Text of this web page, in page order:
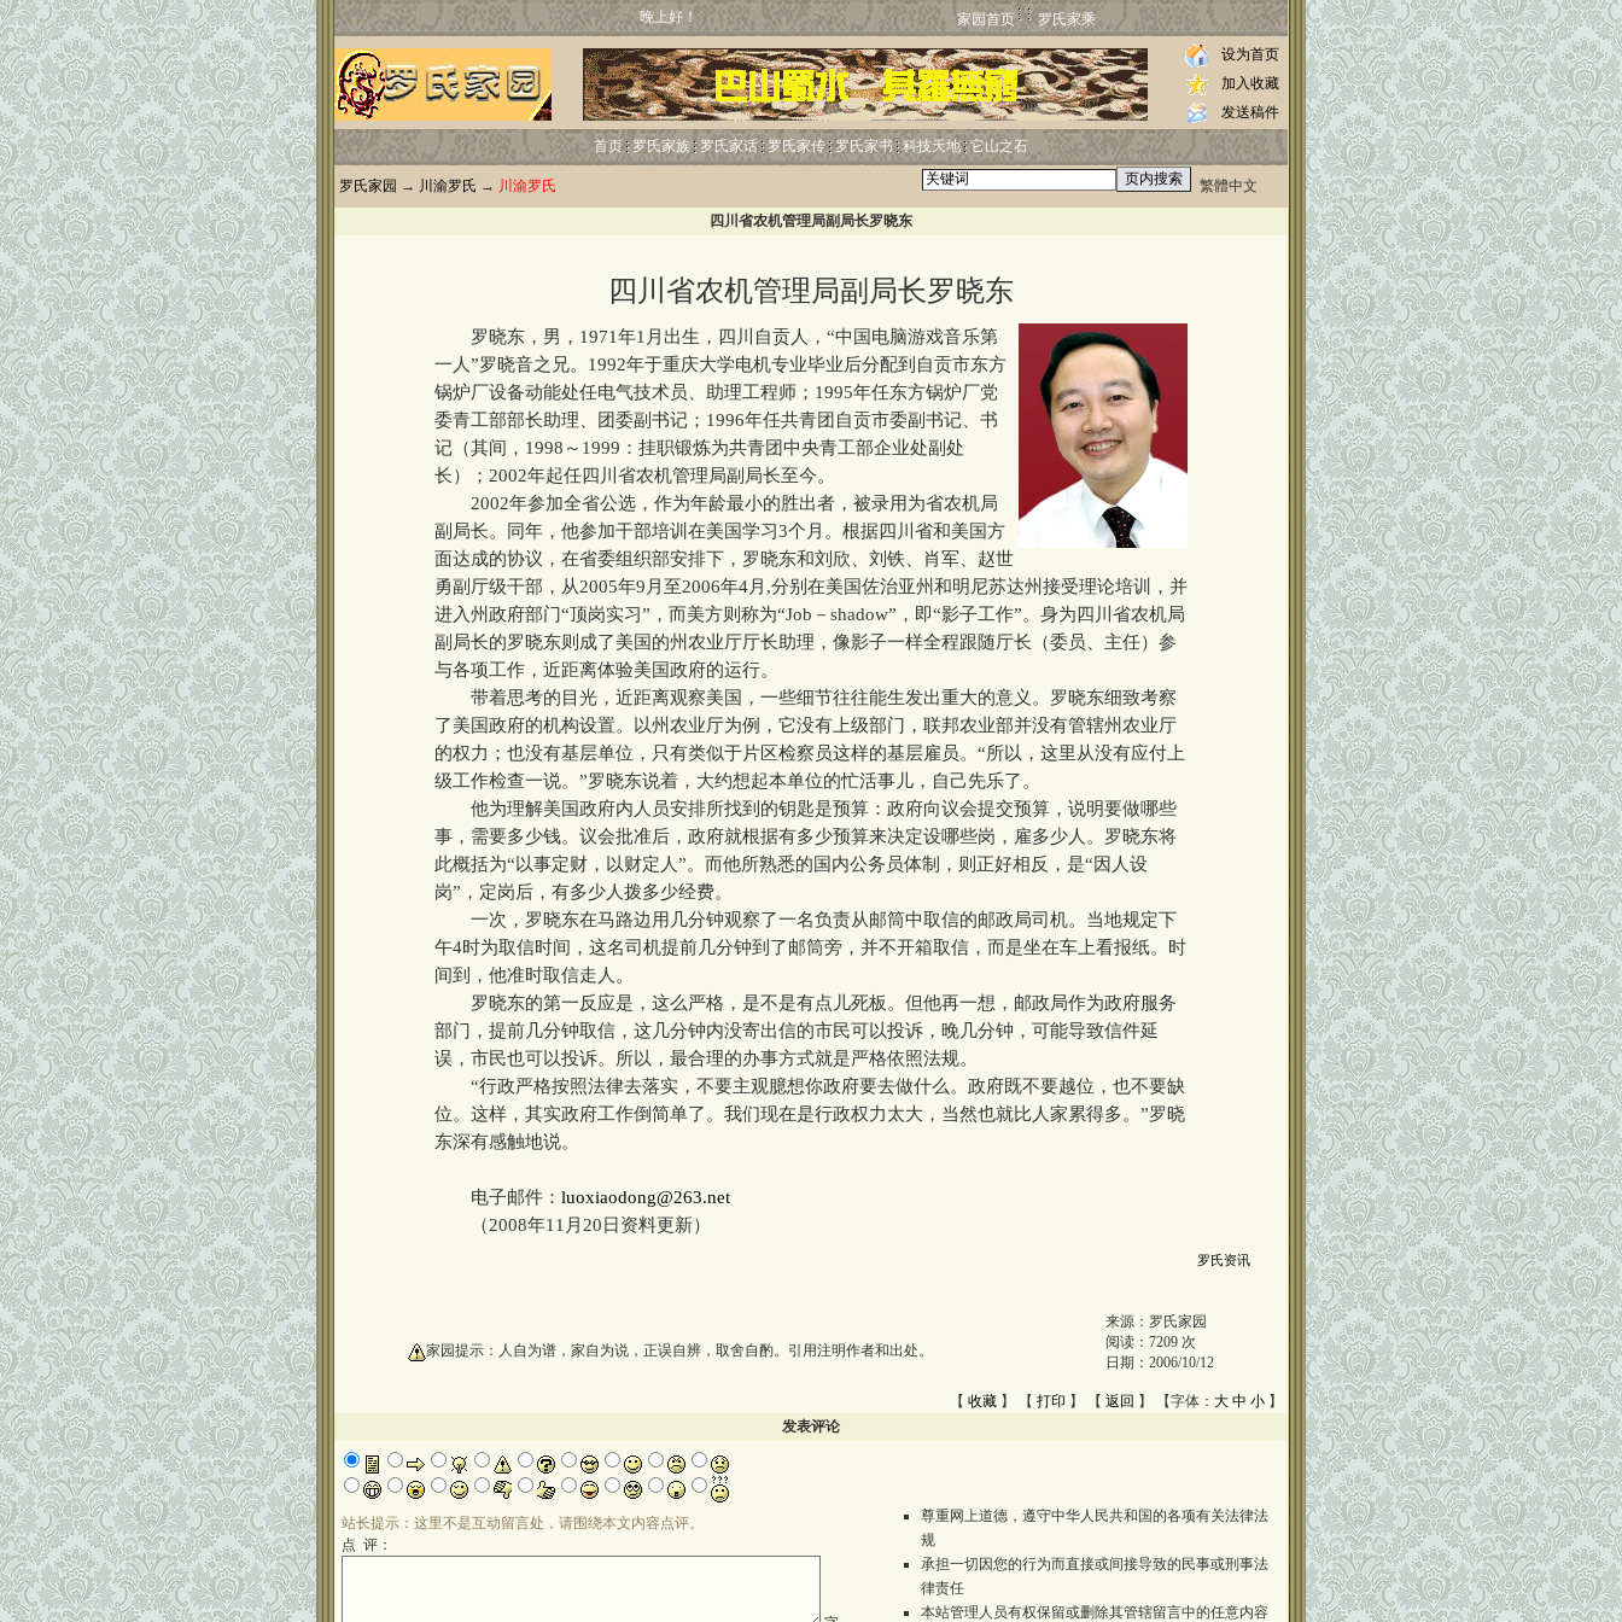
晚上好！ 家园首页 罗氏家乘
设为首页
加入收藏
发送稿件
首页 罗氏家族 罗氏家话 罗氏家传 罗氏家书 科技天地 它山之石
罗氏家园 → 川渝罗氏 → 川渝罗氏 繁體中文
四川省农机管理局副局长罗晓东
四川省农机管理局副局长罗晓东
罗晓东，男，1971年1月出生，四川自贡人，“中国电脑游戏音乐第
一人”罗晓音之兄。1992年于重庆大学电机专业毕业后分配到自贡市东方
锅炉厂设备动能处任电气技术员、助理工程师；1995年任东方锅炉厂党
委青工部部长助理、团委副书记；1996年任共青团自贡市委副书记、书
记（其间，1998～1999：挂职锻炼为共青团中央青工部企业处副处
长）；2002年起任四川省农机管理局副局长至今。
2002年参加全省公选，作为年龄最小的胜出者，被录用为省农机局
副局长。同年，他参加干部培训在美国学习3个月。根据四川省和美国方
面达成的协议，在省委组织部安排下，罗晓东和刘欣、刘铁、肖军、赵世
勇副厅级干部，从2005年9月至2006年4月,分别在美国佐治亚州和明尼苏达州接受理论培训，并
进入州政府部门“顶岗实习”，而美方则称为“Job－shadow”，即“影子工作”。身为四川省农机局
副局长的罗晓东则成了美国的州农业厅厅长助理，像影子一样全程跟随厅长（委员、主任）参
与各项工作，近距离体验美国政府的运行。
带着思考的目光，近距离观察美国，一些细节往往能生发出重大的意义。罗晓东细致考察
了美国政府的机构设置。以州农业厅为例，它没有上级部门，联邦农业部并没有管辖州农业厅
的权力；也没有基层单位，只有类似于片区检察员这样的基层雇员。“所以，这里从没有应付上
级工作检查一说。”罗晓东说着，大约想起本单位的忙活事儿，自己先乐了。
他为理解美国政府内人员安排所找到的钥匙是预算：政府向议会提交预算，说明要做哪些
事，需要多少钱。议会批准后，政府就根据有多少预算来决定设哪些岗，雇多少人。罗晓东将
此概括为“以事定财，以财定人”。而他所熟悉的国内公务员体制，则正好相反，是“因人设
岗”，定岗后，有多少人拨多少经费。
一次，罗晓东在马路边用几分钟观察了一名负责从邮筒中取信的邮政局司机。当地规定下
午4时为取信时间，这名司机提前几分钟到了邮筒旁，并不开箱取信，而是坐在车上看报纸。时
间到，他准时取信走人。
罗晓东的第一反应是，这么严格，是不是有点儿死板。但他再一想，邮政局作为政府服务
部门，提前几分钟取信，这几分钟内没寄出信的市民可以投诉，晚几分钟，可能导致信件延
误，市民也可以投诉。所以，最合理的办事方式就是严格依照法规。
“行政严格按照法律去落实，不要主观臆想你政府要去做什么。政府既不要越位，也不要缺
位。这样，其实政府工作倒简单了。我们现在是行政权力太大，当然也就比人家累得多。”罗晓
东深有感触地说。
电子邮件： luoxiaodong@263.net
（2008年11月20日资料更新）
罗氏资讯
家园提示：人自为谱，家自为说，正误自辨，取舍自酌。引用注明作者和出处。
来源： 罗氏家园
阅读： 7209 次
日期： 2006/10/12
【 收藏 】 【 打印 】 【 返回 】 【字体： 大 中 小 】
发表评论
站长提示：这里不是互动留言处，请围绕本文内容点评。
点 评：
尊重网上道德，遵守中华人民共和国的各项有关法律法
规
承担一切因您的行为而直接或间接导致的民事或刑事法
律责任
本站管理人员有权保留或删除其管辖留言中的任意内容